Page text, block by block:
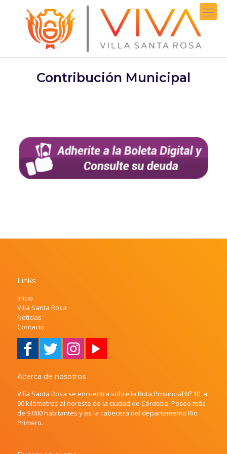
Contribución Municipal
Links
Inicio
Villa Santa Rosa
Noticias
Contacto
Acerca de nosotros
Villa Santa Rosa se encuentra sobre la Ruta Provincial Nº 10, a
90 kilómetros al noreste de la ciudad de Córdoba. Posee más
de 9.000 habitantes y es la cabecera del departamento Río
Primero.